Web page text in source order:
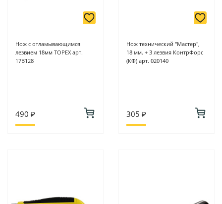
Нож с отламывающимся
лезвием 18мм TOPEX арт.
17B128
490 ₽
Нож технический "Мастер",
18 мм. + 3 лезвия КонтрФорс
(КФ) арт. 020140
305 ₽